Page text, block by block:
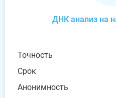
ДНК анализ на
Точность
Срок
Анонимность